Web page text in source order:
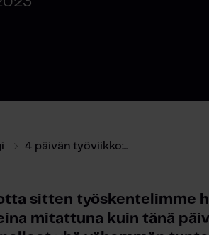
4 päivän työviikko:...
sitten työskentelimme
mitattuna kuin tänä